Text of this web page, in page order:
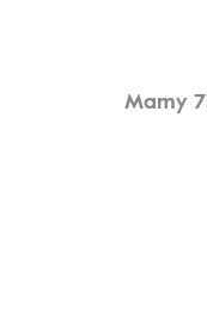
Mamy